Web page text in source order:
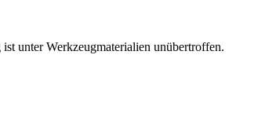
unter Werkzeugmaterialien unübertroffen.